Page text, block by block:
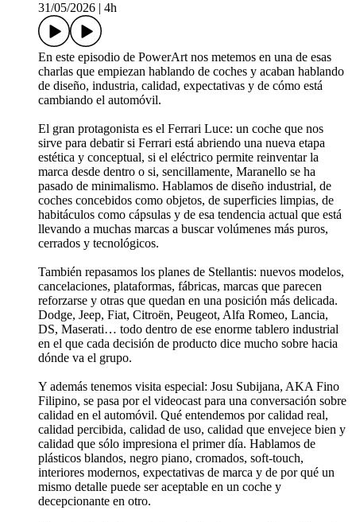
31/05/2026
4h
En este episodio de PowerArt nos metemos en una de esas
charlas que empiezan hablando de coches y acaban hablando
de diseño, industria, calidad, expectativas y de cómo está
cambiando el automóvil.
El gran protagonista es el Ferrari Luce: un coche que nos
sirve para debatir si Ferrari está abriendo una nueva etapa
estética y conceptual, si el eléctrico permite reinventar la
marca desde dentro o si, sencillamente, Maranello se ha
pasado de minimalismo. Hablamos de diseño industrial, de
coches concebidos como objetos, de superficies limpias, de
habitáculos como cápsulas y de esa tendencia actual que está
llevando a muchas marcas a buscar volúmenes más puros,
cerrados y tecnológicos.
También repasamos los planes de Stellantis: nuevos modelos,
cancelaciones, plataformas, fábricas, marcas que parecen
reforzarse y otras que quedan en una posición más delicada.
Dodge, Jeep, Fiat, Citroën, Peugeot, Alfa Romeo, Lancia,
DS, Maserati… todo dentro de ese enorme tablero industrial
en el que cada decisión de producto dice mucho sobre hacia
dónde va el grupo.
Y además tenemos visita especial: Josu Subijana, AKA Fino
Filipino, se pasa por el videocast para una conversación sobre
calidad en el automóvil. Qué entendemos por calidad real,
calidad percibida, calidad de uso, calidad que envejece bien y
calidad que sólo impresiona el primer día. Hablamos de
plásticos blandos, negro piano, cromados, soft-touch,
interiores modernos, expectativas de marca y de por qué un
mismo detalle puede ser aceptable en un coche y
decepcionante en otro.